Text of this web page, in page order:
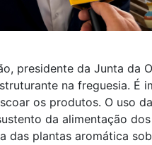
presidente da Junta da
na freguesia. É
os produtos. O uso
da alimentação
das plantas aromática